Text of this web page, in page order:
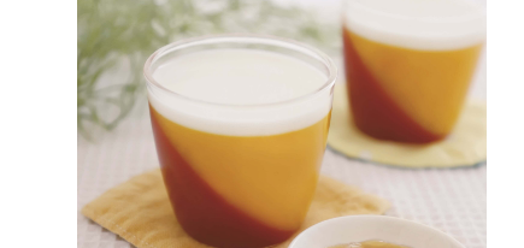
医療系学生記事
健康川柳
DRP医療情報館とは?
会社概要